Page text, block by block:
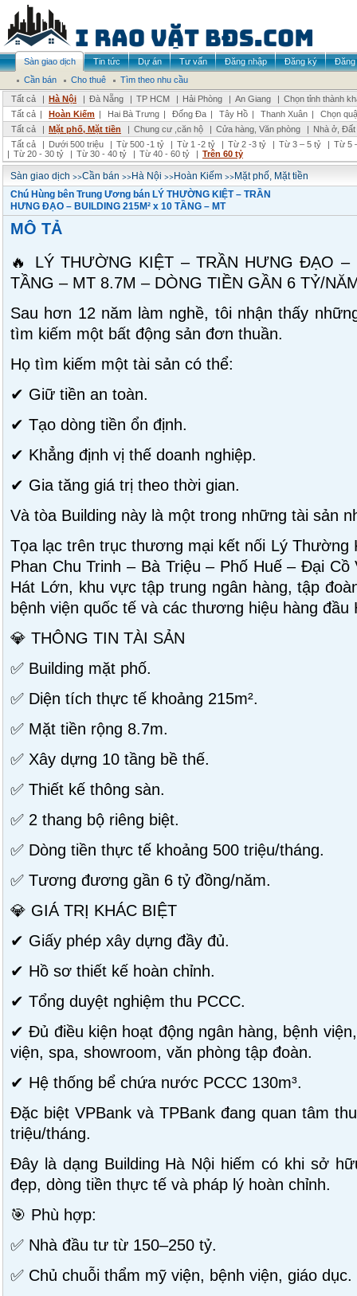
Sàn giao dịch Tin tức Dự án Tư vấn Đăng nhập Đăng ký
Đăng
Cần bán
Cho thuê
Tìm theo nhu cầu
Tất cả
| Hà Nội | Đà Nẵng | TP HCM | Hải Phòng | An Giang | Chọn tỉnh thành
Tất cả | Hoàn Kiếm | Hai Bà Trưng | Đống Đa | Tây Hồ | Thanh Xuân |
Chọn
Tất cả
| Mặt phố, Mặt tiền | Chung cư ,căn hộ | Cửa hàng, Văn phòng | Nhà ở,
Tất cả
| Dưới 500 triệu | Từ 500 -1 tỷ | Từ 1 -2 tỷ | Từ 2 -3 tỷ | Từ 3 – 5 tỷ | Từ 5
| Từ 20 - 30 tỷ | Từ 30 - 40 tỷ | Từ 40 - 60 tỷ | Trên 60 tỷ
Sàn giao dịch >>Cần bán >>Hà Nội >>Hoàn Kiếm >>Mặt phố, Mặt tiền
Chú Hùng bên Trung Ương bán LÝ THƯỜNG KIỆT – TRẦN
HƯNG ĐẠO – BUILDING 215M² x 10 TẦNG – MT
MÔ TẢ
🔥 LÝ THƯỜNG KIỆT – TRẦN HƯNG ĐẠO –
TẦNG – MT 8.7M – DÒNG TIỀN GẦN 6 TỶ/
Sau hơn 12 năm làm nghề, tôi nhận thấy
tìm kiếm một bất động sản đơn thuần.
Họ tìm kiếm một tài sản có thể:
✔ Giữ tiền an toàn.
✔ Tạo dòng tiền ổn định.
✔ Khẳng định vị thế doanh nghiệp.
✔ Gia tăng giá trị theo thời gian.
Và tòa Building này là một trong những tài sản
Tọa lạc trên trục thương mại kết nối Lý Thường
Phan Chu Trinh – Bà Triệu – Phố Huế – Đại
Hát Lớn, khu vực tập trung ngân hàng, tập
bệnh viện quốc tế và các thương hiệu hàng đầu
💎 THÔNG TIN TÀI SẢN
✅ Building mặt phố.
✅ Diện tích thực tế khoảng 215m².
✅ Mặt tiền rộng 8.7m.
✅ Xây dựng 10 tầng bề thế.
✅ Thiết kế thông sàn.
✅ 2 thang bộ riêng biệt.
✅ Dòng tiền thực tế khoảng 500 triệu/tháng.
✅ Tương đương gần 6 tỷ đồng/năm.
💎 GIÁ TRỊ KHÁC BIỆT
✔ Giấy phép xây dựng đầy đủ.
✔ Hồ sơ thiết kế hoàn chỉnh.
✔ Tổng duyệt nghiệm thu PCCC.
✔ Đủ điều kiện hoạt động ngân hàng, bệnh
viện, spa, showroom, văn phòng tập đoàn.
✔ Hệ thống bể chứa nước PCCC 130m³.
Đặc biệt VPBank và TPBank đang quan tâm
triệu/tháng.
Đây là dạng Building Hà Nội hiếm có khi sở
đẹp, dòng tiền thực tế và pháp lý hoàn chỉnh.
🎯 Phù hợp:
✅ Nhà đầu tư từ 150–250 tỷ.
✅ Chủ chuỗi thẩm mỹ viện, bệnh viện, giáo dục.